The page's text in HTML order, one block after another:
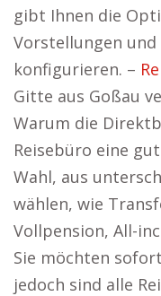
gibt Ihnen die
Vorstellungen und
konfigurieren. –
Gitte aus Goßau
Warum die
Reisebüro eine
Wahl, aus
wählen, wie
Vollpension, All-
Sie möchten
jedoch sind alle